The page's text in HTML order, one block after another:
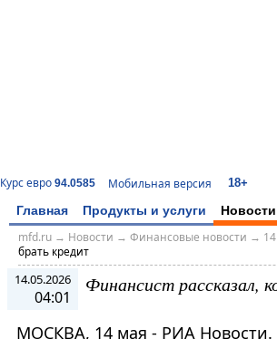
Курс евро 94.0585 Мобильная версия 18+
Главная Продукты и услуги Новости
mfd.ru→ Новости → Финансовые новости →
брать кредит
14.05.2026
04:01
Финансист рассказал,
МОСКВА, 14 мая - РИА Новости.